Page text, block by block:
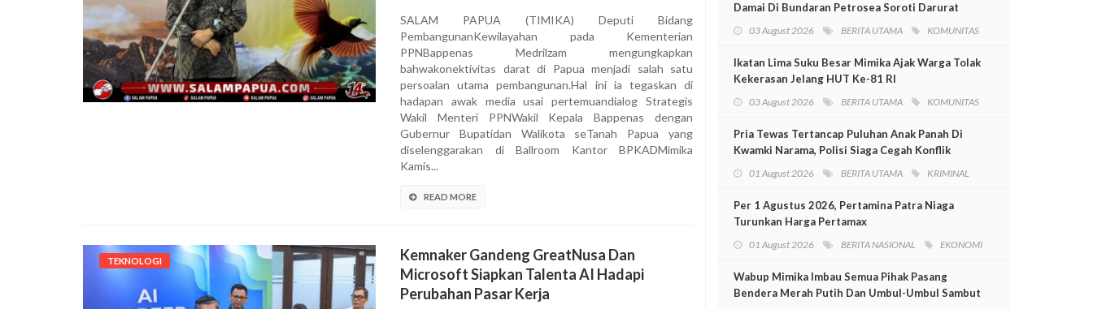
SALAM PAPUA (TIMIKA) Deputi Bidang
PembangunanKewilayahan pada Kementerian
PPNBappenas Medrilzam mengungkapkan
bahwakonektivitas darat di Papua menjadi salah satu
persoalan utama pembangunan.Hal ini ia tegaskan di
hadapan awak media usai pertemuandialog Strategis
Wakil Menteri PPNWakil Kepala Bappenas dengan
Gubernur Bupatidan Walikota seTanah Papua yang
diselenggarakan di Ballroom Kantor BPKADMimika
Kamis...
READ MORE
TEKNOLOGI
Kemnaker Gandeng GreatNusa Dan
Microsoft Siapkan Talenta AI Hadapi
Perubahan Pasar Kerja
Damai Di Bundaran Petrosea Soroti Darurat
03 August 2026 BERITA UTAMA KOMUNITAS
Ikatan Lima Suku Besar Mimika Ajak Warga Tolak
Kekerasan Jelang HUT Ke-81 RI
03 August 2026 BERITA UTAMA KOMUNITAS
Pria Tewas Tertancap Puluhan Anak Panah Di
Kwamki Narama, Polisi Siaga Cegah Konflik
01 August 2026 BERITA UTAMA KRIMINAL
Per 1 Agustus 2026, Pertamina Patra Niaga
Turunkan Harga Pertamax
01 August 2026 BERITA NASIONAL EKONOMI
Wabup Mimika Imbau Semua Pihak Pasang
Bendera Merah Putih Dan Umbul-Umbul Sambut